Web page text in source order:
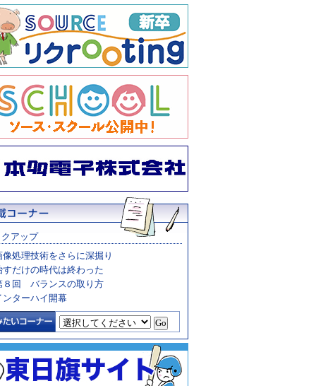
アップ
像処理技術をさらに深掘り
すだけの時代は終わった
８回 バランスの取り方
ンターハイ開幕